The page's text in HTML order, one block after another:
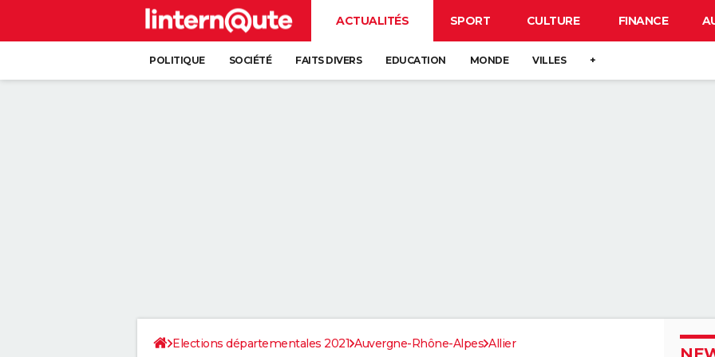
ACTUALITÉS SPORT CULTURE FINANCE
POLITIQUE SOCIÉTÉ FAITS DIVERS EDUCATION MONDE VILLES +
Elections départementales 2021 Auvergne-Rhône-Alpes Allier